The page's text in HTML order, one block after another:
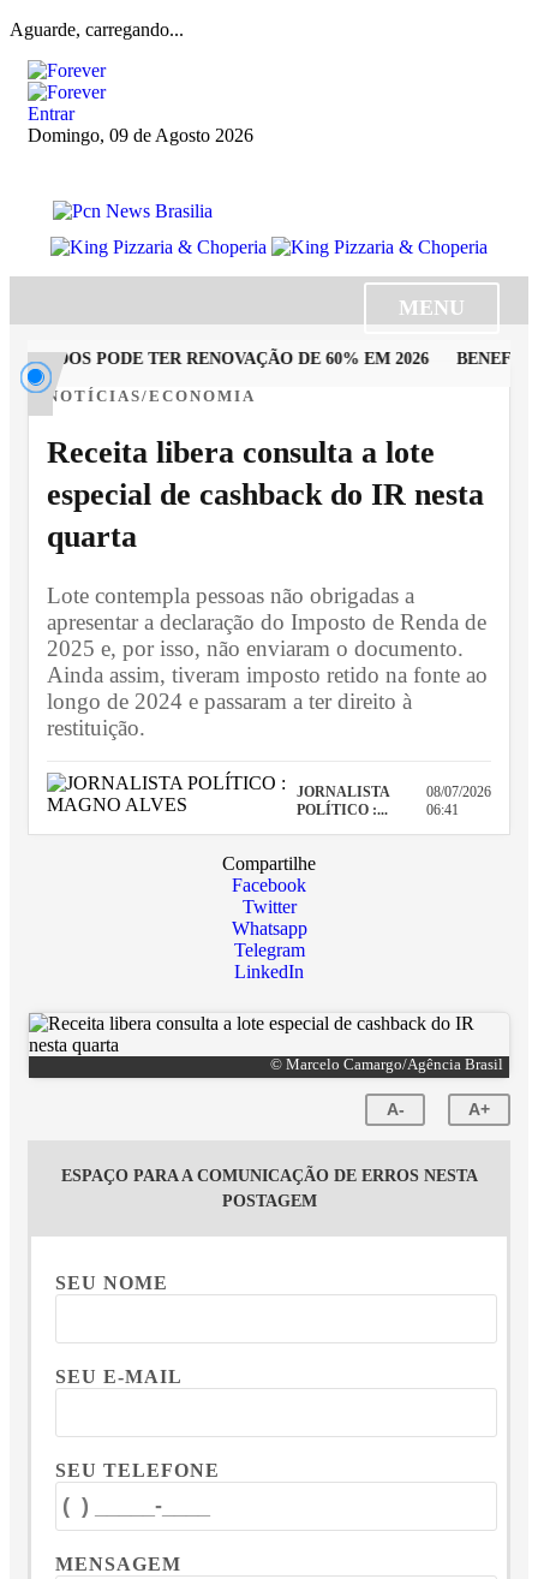
Aguarde, carregando...
Entrar
Domingo, 09 de Agosto 2026
MENU
PODE TER RENOVAÇÃO DE 60% EM 2026
NOTÍCIAS/ECONOMIA
Receita libera consulta a lote
especial de cashback do IR nesta
quarta
Lote contempla pessoas não obrigadas a
apresentar a declaração do Imposto de Renda de
2025 e, por isso, não enviaram o documento.
Ainda assim, tiveram imposto retido na fonte ao
longo de 2024 e passaram a ter direito à
restituição.
JORNALISTA
POLÍTICO :...
08/07/2026
06:41
Compartilhe
Facebook
Twitter
Whatsapp
Telegram
LinkedIn
© Marcelo Camargo/Agência Brasil
A- A+
ESPAÇO PARA A COMUNICAÇÃO DE ERROS NESTA
POSTAGEM
SEU NOME
SEU E-MAIL
SEU TELEFONE
MENSAGEM